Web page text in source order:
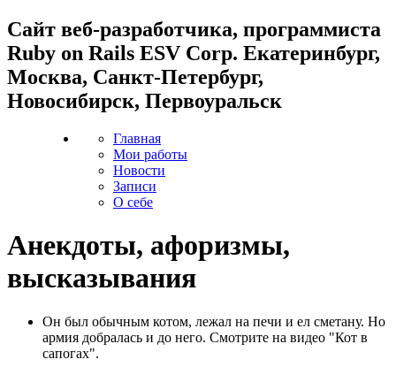
Cайт веб-разработчика, программиста
Ruby on Rails ESV Corp. Екатеринбург,
Москва, Санкт-Петербург,
Новосибирск, Первоуральск
Главная
Мои работы
Новости
Записи
О себе
Анекдоты, афоризмы,
высказывания
Он был обычным котом, лежал на печи и ел сметану. Но
армия добралась и до него. Смотрите на видео "Кот в
сапогах".